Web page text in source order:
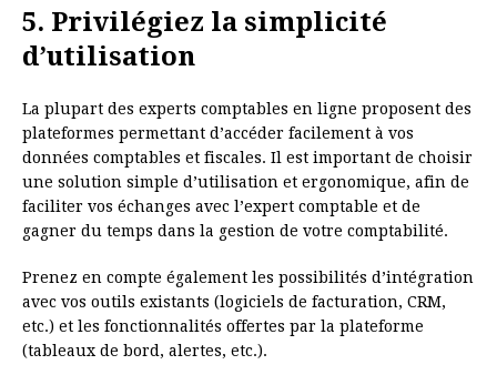
5. Privilégiez la simplicité
d’utilisation
La plupart des experts comptables en ligne proposent des
plateformes permettant d’accéder facilement à vos
données comptables et fiscales. Il est important de choisir
une solution simple d’utilisation et ergonomique, afin de
faciliter vos échanges avec l’expert comptable et de
gagner du temps dans la gestion de votre comptabilité.
Prenez en compte également les possibilités d’intégration
avec vos outils existants (logiciels de facturation, CRM,
etc.) et les fonctionnalités offertes par la plateforme
(tableaux de bord, alertes, etc.).